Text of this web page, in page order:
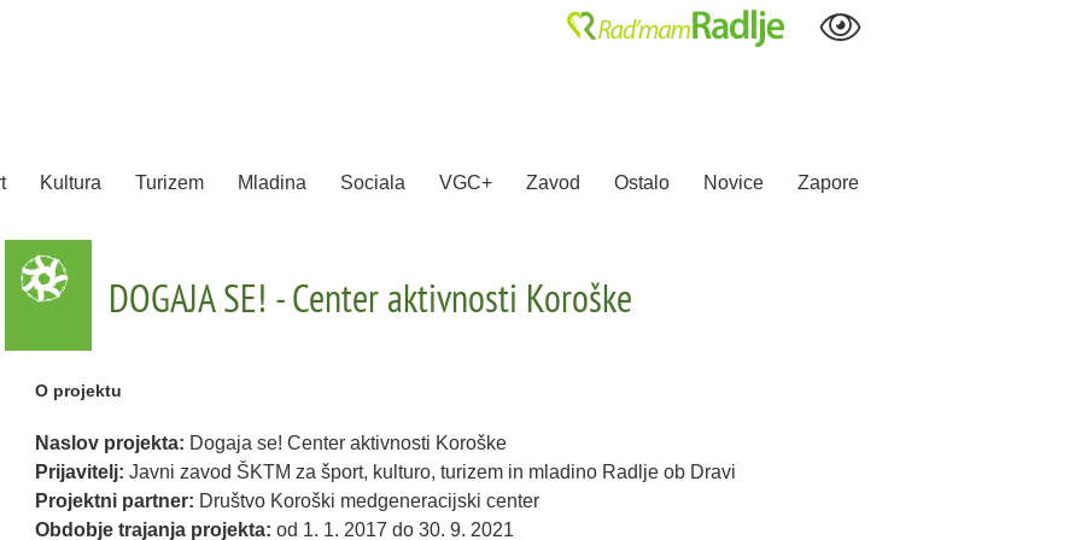
Kultura Turizem Mladina Sociala VGC+ Zavod Ostalo Novice Zapore
DOGAJA SE! - Center aktivnosti Koroške
O projektu
Naslov projekta: Dogaja se! Center aktivnosti Koroške
Prijavitelj: Javni zavod ŠKTM za šport, kulturo, turizem in mladino Radlje ob Dravi
Projektni partner: Društvo Koroški medgeneracijski center
Obdobje trajanja projekta: od 1. 1. 2017 do 30. 9. 2021